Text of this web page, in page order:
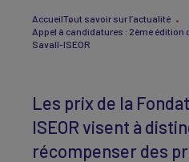
AccueilTout savoir sur l’actualité
Appel à candidatures : 2ème édition
Savall-ISEOR
Les prix de la
ISEOR visent à
récompenser des